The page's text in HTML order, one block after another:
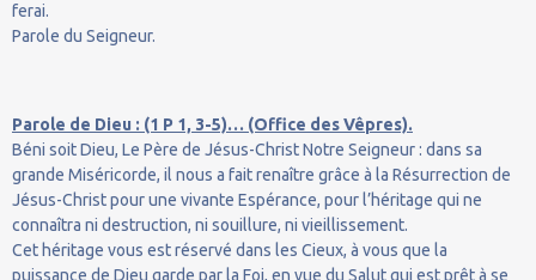
ferai.
Parole du Seigneur.
Parole de Dieu : (1 P 1, 3-5)… (Office des Vêpres).
Béni soit Dieu, Le Père de Jésus-Christ Notre Seigneur : dans sa
grande Miséricorde, il nous a fait renaître grâce à la Résurrection de
Jésus-Christ pour une vivante Espérance, pour l’héritage qui ne
connaîtra ni destruction, ni souillure, ni vieillissement.
Cet héritage vous est réservé dans les Cieux, à vous que la
puissance de Dieu garde par la Foi, en vue du Salut qui est prêt à se